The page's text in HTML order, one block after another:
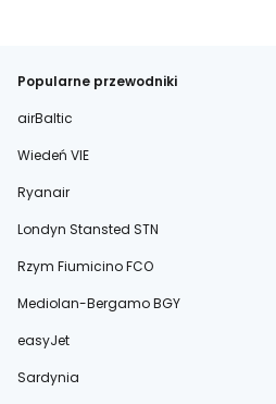
Popularne przewodniki
airBaltic
Wiedeń VIE
Ryanair
Londyn Stansted STN
Rzym Fiumicino FCO
Mediolan-Bergamo BGY
easyJet
Sardynia